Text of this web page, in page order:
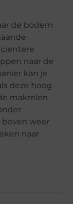
de bodem
naar de
kan je
deze hoog
makrelen
boven weer
naar